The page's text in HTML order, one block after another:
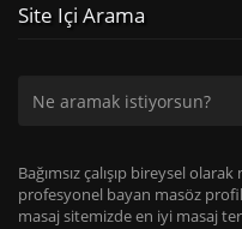
Site Içi Arama
Bağımsız çalışıp bireysel
profesyonel bayan masöz
masaj sitemizde en iyi masaj